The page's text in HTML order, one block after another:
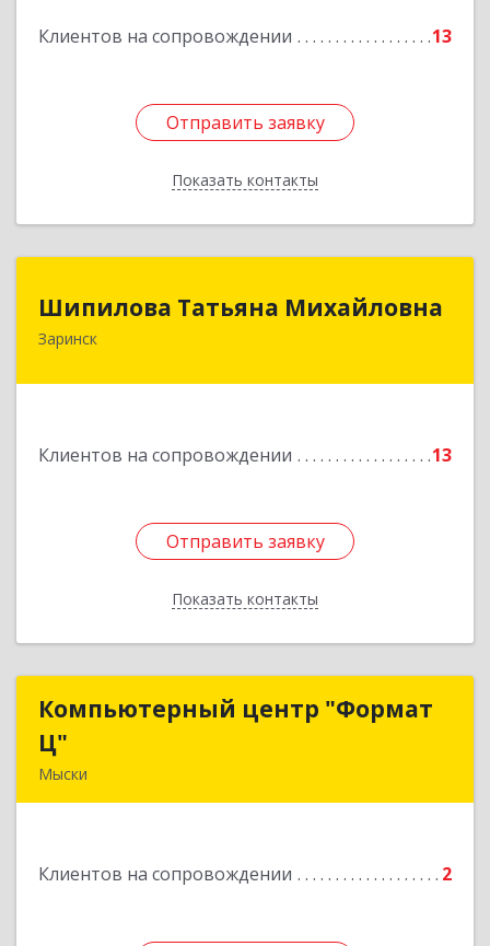
Клиентов на сопровождении 13
Отправить заявку
Показать контакты
Отправить заявку
Назад
Шипилова Татьяна Михайловна
Заринск
Клиентов на сопровождении 13
Отправить заявку
Показать контакты
Шипилова Татьяна Михайловна
Отправить заявку
Назад
Компьютерный центр "Формат
Ц"
Мыски
Клиентов на сопровождении 2
Компьютерный центр "Формат
Подробнее